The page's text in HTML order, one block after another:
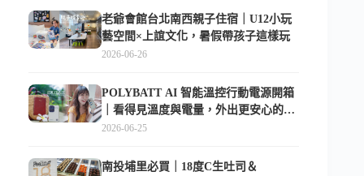
老爺會館台北南西親子住宿｜U12小玩
藝空間×上誼文化，暑假帶孩子這樣玩
2026-06-26
POLYBATT AI 智能溫控行動電源開箱
｜看得見溫度與電量，外出更安心的
10000mAh 行動電源
2026-06-25
南投埔里必買｜18度C生吐司＆